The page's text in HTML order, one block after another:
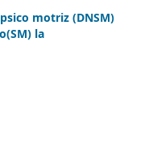
motriz (DNSM)
la